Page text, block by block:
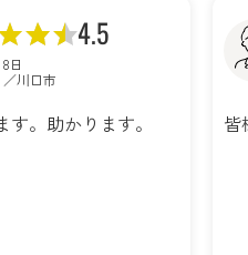
4.5
日
川口市
。助かります。 皆